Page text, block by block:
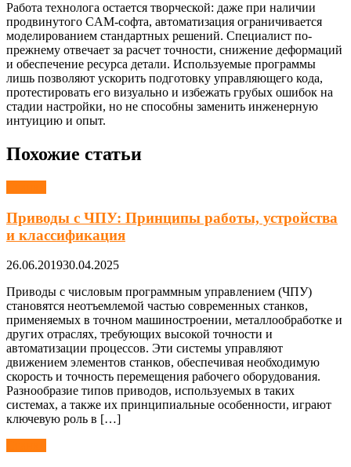
Работа технолога остается творческой: даже при наличии
продвинутого CAM-софта, автоматизация ограничивается
моделированием стандартных решений. Специалист по-
прежнему отвечает за расчет точности, снижение деформаций
и обеспечение ресурса детали. Используемые программы
лишь позволяют ускорить подготовку управляющего кода,
протестировать его визуально и избежать грубых ошибок на
стадии настройки, но не способны заменить инженерную
интуицию и опыт.
Похожие статьи
Приводы с ЧПУ: Принципы работы, устройства
и классификация
26.06.201930.04.2025
Приводы с числовым программным управлением (ЧПУ)
становятся неотъемлемой частью современных станков,
применяемых в точном машиностроении, металлообработке и
других отраслях, требующих высокой точности и
автоматизации процессов. Эти системы управляют
движением элементов станков, обеспечивая необходимую
скорость и точность перемещения рабочего оборудования.
Разнообразие типов приводов, используемых в таких
системах, а также их принципиальные особенности, играют
ключевую роль в […]